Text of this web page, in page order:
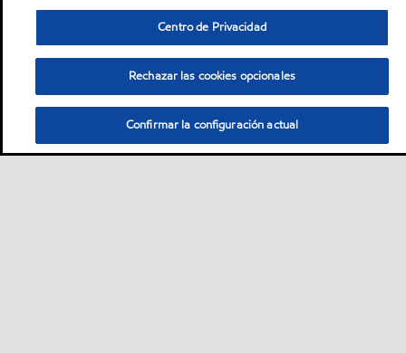
Centro de Privacidad
Rechazar las cookies opcionales
Confirmar la configuración actual